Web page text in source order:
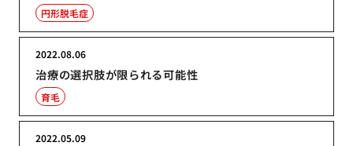
円形脱毛症
治療の選択肢が限られる可能性
2022.08.06
育毛
2022.05.09